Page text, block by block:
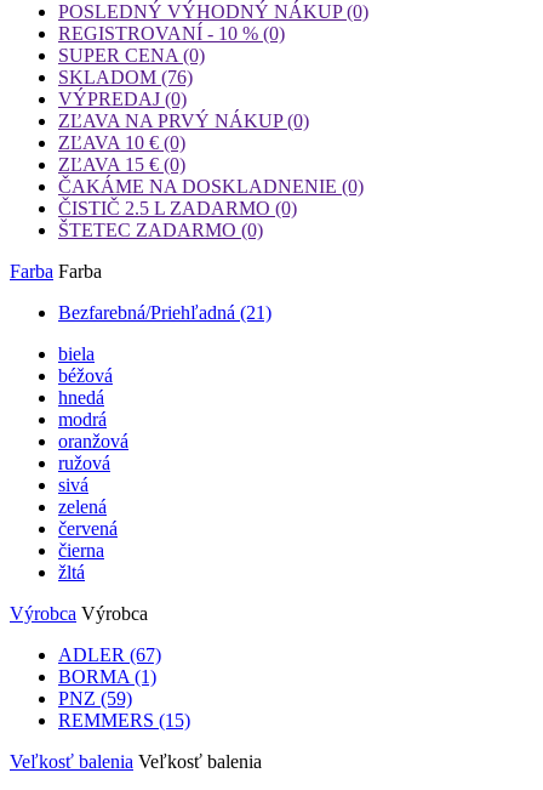
POSLEDNÝ VÝHODNÝ NÁKUP(0)
REGISTROVANÍ - 10 % (0)
SUPER CENA (0)
SKLADOM (76)
VÝPREDAJ (0)
ZĽAVA NA PRVÝ NÁKUP(0)
ZĽAVA 10 € (0)
ZĽAVA 15 € (0)
ČAKÁME NA DOSKLADNENIE (0)
ČISTIČ 2.5 L ZADARMO (0)
ŠTETEC ZADARMO (0)
Farba Farba
Bezfarebná/Priehľadná (21)
biela
béžová
hnedá
modrá
oranžová
ružová
sivá
zelená
červená
čierna
žltá
Výrobca Výrobca
ADLER (67)
BORMA (1)
PNZ (59)
REMMERS (15)
Veľkosť balenia Veľkosť balenia